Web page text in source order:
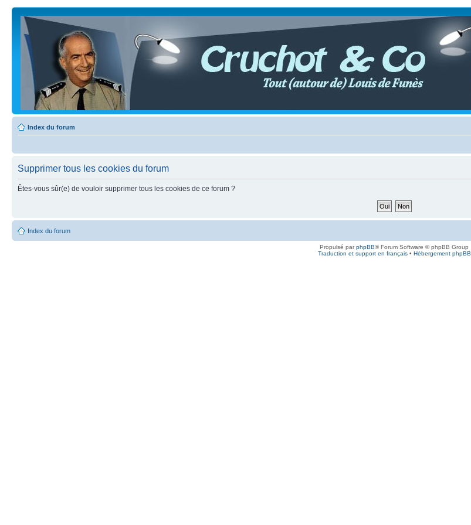
Index du forum
Supprimer tous les cookies du forum
Êtes-vous sûr(e) de vouloir supprimer tous les cookies de ce forum ?
Index du forum
Propulsé parphpBB® Forum Software © phpBB Group
Traduction et support en français• Hébergement phpBB